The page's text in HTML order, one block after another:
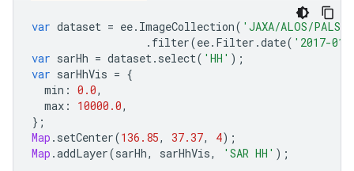
var dataset = ee. ImageCollection( 'JAXA/ALOS/
. filter(ee. Filter .date( '2017-
var sarHh = dataset. select( 'HH' );
var sarHhVis = {
min : 0.0,
max : 10000.0,
};
Map . setCenter(136.85, 37.37, 4);
Map .addLayer(sarHh, sarHhVis, 'SAR HH' );